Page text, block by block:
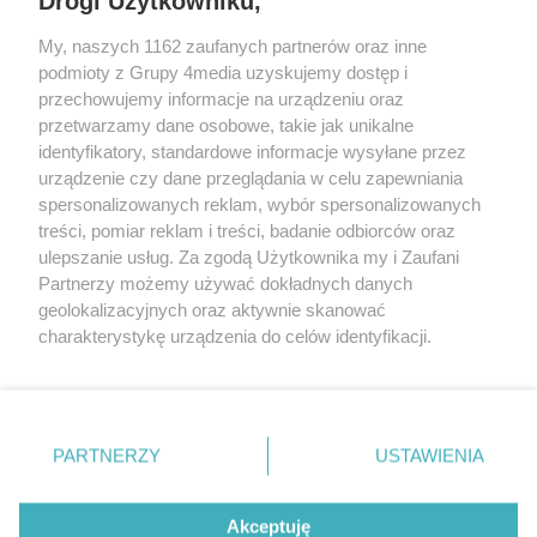
dziennikarz Przeglądu
Sportowego.
REKLAMA
Reklama Kontakt
Informacja o Nadawcy
Szukaj
My, naszych 1162 zaufanych partnerów oraz inne
podmioty z Grupy 4media uzyskujemy dostęp i
przechowujemy informacje na urządzeniu oraz
przetwarzamy dane osobowe, takie jak unikalne
identyfikatory, standardowe informacje wysyłane przez
urządzenie czy dane przeglądania w celu zapewniania
spersonalizowanych reklam, wybór spersonalizowanych
treści, pomiar reklam i treści, badanie odbiorców oraz
ulepszanie usług. Za zgodą Użytkownika my i Zaufani
Partnerzy możemy używać dokładnych danych
geolokalizacyjnych oraz aktywnie skanować
charakterystykę urządzenia do celów identyfikacji.
zmienić/wycofać klikając przycisk ustawień prywatności
znajdujący się w lewym dolnym rogu strony
. Niektóre
użytkownika, ale masz prawo sprzeciwić się takiemu
PARTNERZY USTAWIENIA
Akceptuję